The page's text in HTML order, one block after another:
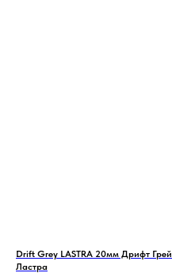
Drift Grey LASTRA 20мм Дрифт Грей
Ластра